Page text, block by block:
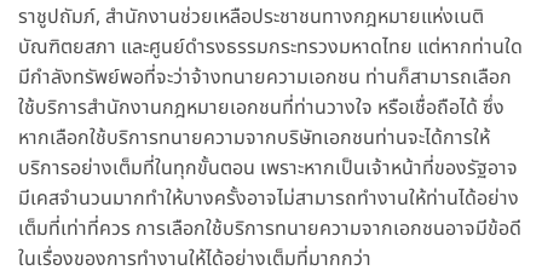
ราชูปถัมภ์, สำนักงานช่วยเหลือประชาชนทางกฎหมายแห่งเนติ
บัณฑิตยสภา และศูนย์ดำรงธรรมกระทรวงมหาดไทย แต่หากท่านใด
มีกำลังทรัพย์พอที่จะว่าจ้างทนายความเอกชน ท่านก็สามารถเลือก
ใช้บริการสำนักงานกฎหมายเอกชนที่ท่านวางใจ หรือเชื่อถือได้ ซึ่ง
หากเลือกใช้บริการทนายความจากบริษัทเอกชนท่านจะได้การให้
บริการอย่างเต็มที่ในทุกขั้นตอน เพราะหากเป็นเจ้าหน้าที่ของรัฐอาจ
มีเคสจำนวนมากทำให้บางครั้งอาจไม่สามารถทำงานให้ท่านได้อย่าง
เต็มที่เท่าที่ควร การเลือกใช้บริการทนายความจากเอกชนอาจมีข้อดี
ในเรื่องของการทำงานให้ได้อย่างเต็มที่มากกว่า